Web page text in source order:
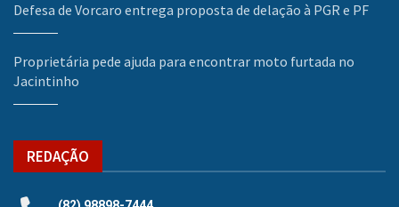
Defesa de Vorcaro entrega proposta de delação à PGR e PF
Proprietária pede ajuda para encontrar moto furtada no
Jacintinho
REDAÇÃO